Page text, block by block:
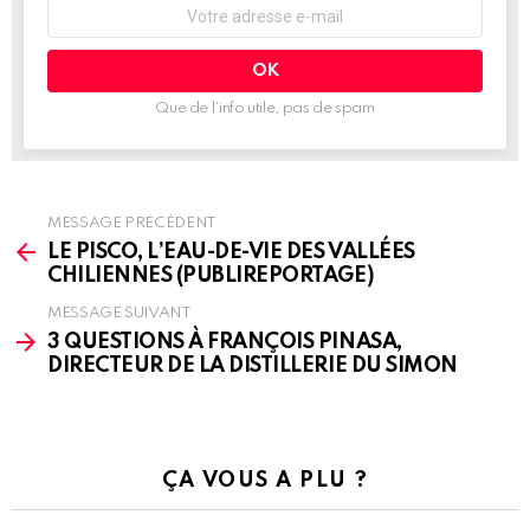
mail
Que de l’info utile, pas de spam
more
MESSAGE PRÉCÉDENT
LE PISCO, L’EAU-DE-VIE DES VALLÉES
CHILIENNES (PUBLIREPORTAGE)
MESSAGE SUIVANT
3 QUESTIONS À FRANÇOIS PINASA,
DIRECTEUR DE LA DISTILLERIE DU SIMON
ÇA VOUS A PLU ?